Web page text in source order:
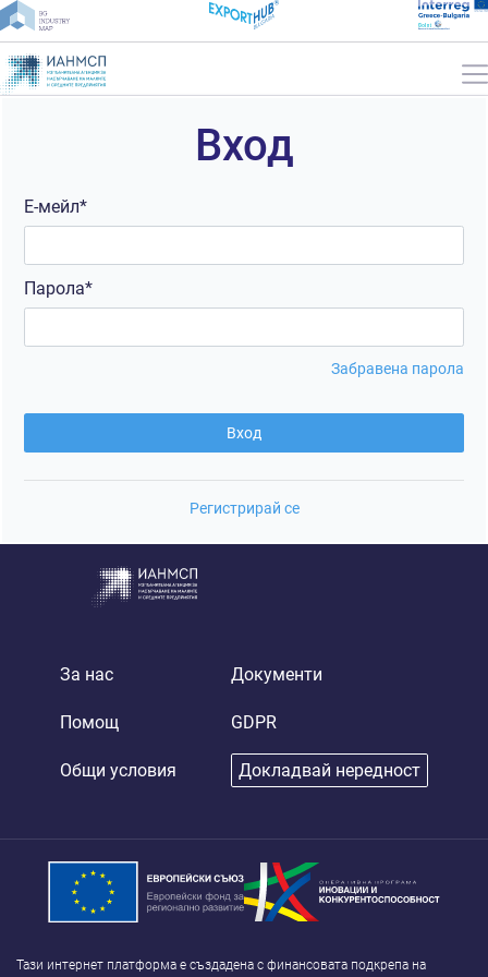
Вход
Е-мейл*
Парола*
Забравена парола
Вход
Регистрирай се
За нас
Помощ
Общи условия
Документи
GDPR
Докладвай нередност
Тази интернет платформа е създадена с финансовата подкрепа на